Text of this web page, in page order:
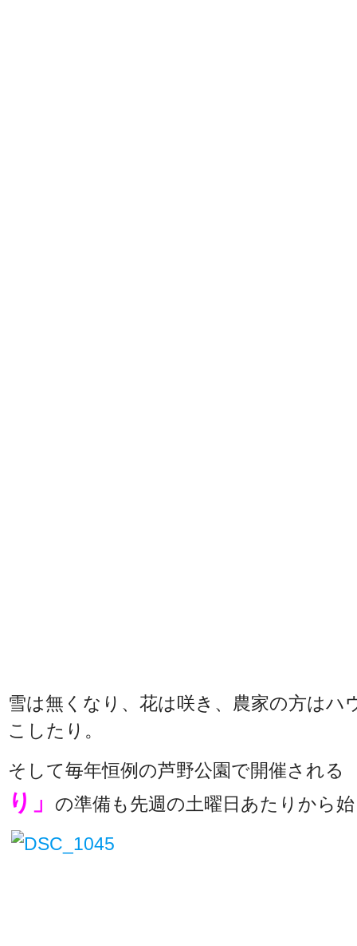
雪は無くなり、花は咲き、農家の方はハ
こしたり。
そして毎年恒例の芦野公園で開催される
り」
の準備も先週の土曜日あたりから